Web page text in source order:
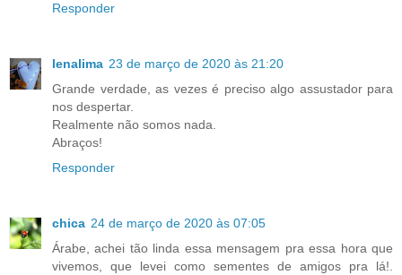
Responder
lenalima 23 de março de 2020 às 21:20
Grande verdade, as vezes é preciso algo assustador para
nos despertar.
Realmente não somos nada.
Abraços!
Responder
chica 24 de março de 2020 às 07:05
Árabe, achei tão linda essa mensagem pra essa hora que
vivemos, que levei como sementes de amigos pra lá!.